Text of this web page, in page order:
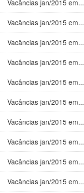
Vacâncias jan/2015 em...
Vacâncias jan/2015 em...
Vacâncias jan/2015 em...
Vacâncias jan/2015 em...
Vacâncias jan/2015 em...
Vacâncias jan/2015 em...
Vacâncias jan/2015 em...
Vacâncias jan/2015 em...
Vacâncias jan/2015 em...
Vacâncias jan/2015 em...